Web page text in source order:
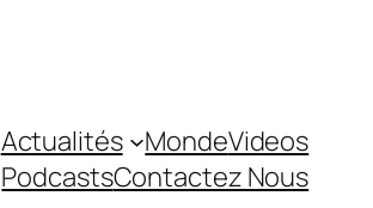
Actualités MondeVideos
PodcastsContactez Nous